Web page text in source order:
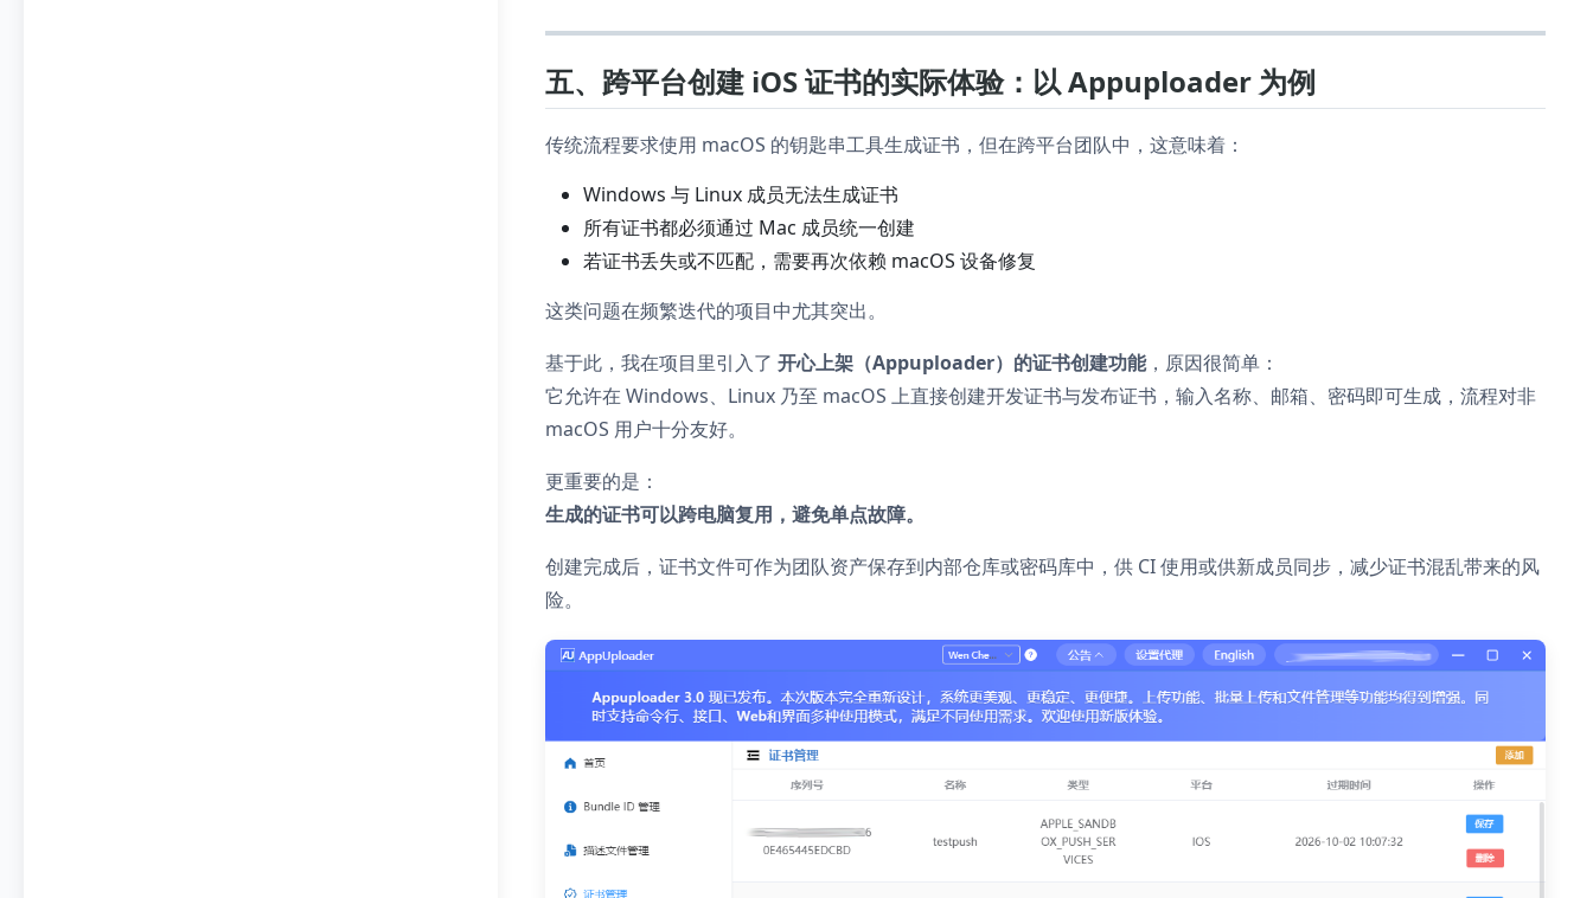
五、跨平台创建 iOS 证书的实际体验：以 Appuploader 为例
传统流程要求使用 macOS 的钥匙串工具生成证书，但在跨平台团队中，这意味着：
Windows 与 Linux 成员无法生成证书
所有证书都必须通过 Mac 成员统一创建
若证书丢失或不匹配，需要再次依赖 macOS 设备修复
这类问题在频繁迭代的项目中尤其突出。
基于此，我在项目里引入了 开心上架（Appuploader）的证书创建功能，原因很简单：
它允许在 Windows、Linux 乃至 macOS 上直接创建开发证书与发布证书，输入名称、邮箱、密码即可生成，流程对非
macOS 用户十分友好。
更重要的是：
生成的证书可以跨电脑复用，避免单点故障。
创建完成后，证书文件可作为团队资产保存到内部仓库或密码库中，供 CI 使用或供新成员同步，减少证书混乱带来的风
险。